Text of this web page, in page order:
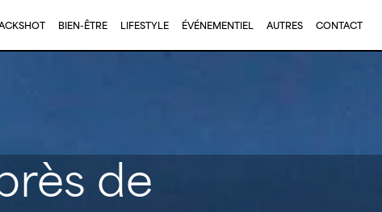
BIEN-ÊTRE LIFESTYLE ÉVÉNEMENTIEL AUTRES CONTACT
de